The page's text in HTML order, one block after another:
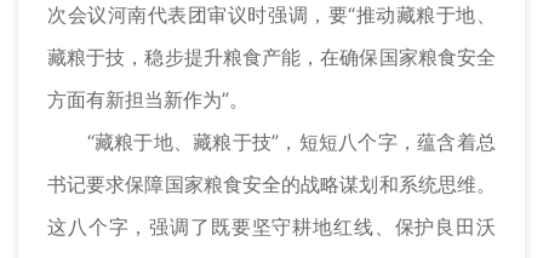
次会议河南代表团审议时强调，要“推动藏粮于地、
藏粮于技，稳步提升粮食产能，在确保国家粮食安全
方面有新担当新作为”。
“藏粮于地、藏粮于技”，短短八个字，蕴含着总
书记要求保障国家粮食安全的战略谋划和系统思维。
这八个字，强调了既要坚守耕地红线、保护良田沃